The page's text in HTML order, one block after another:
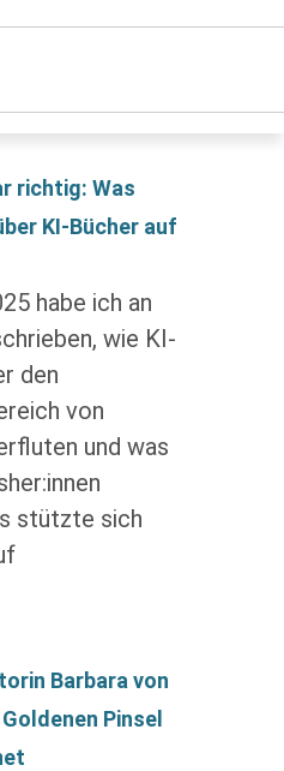
richtig: Was
KI-Bücher auf
habe ich an
wie KI-
den
von
und was
stützte sich
Barbara von
Pinsel